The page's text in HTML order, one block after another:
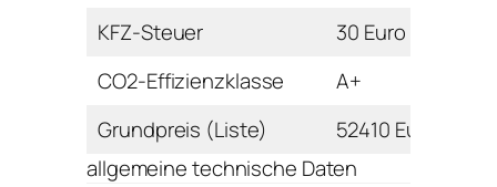
KFZ-Steuer
30 Euro
CO2-Effizienzklasse
A+
Grundpreis (Liste)
52410 Euro
allgemeine technische Daten